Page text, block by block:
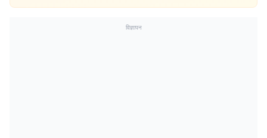
विज्ञापन